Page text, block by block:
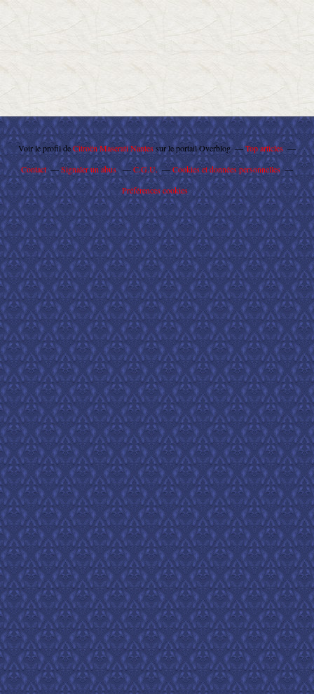
Voir le profil deCitroën Maserati Nantessur le portail Overblog
Top articles
Contact
Signaler un abus C.G.U.
Cookies et données personnelles
Préférences cookies